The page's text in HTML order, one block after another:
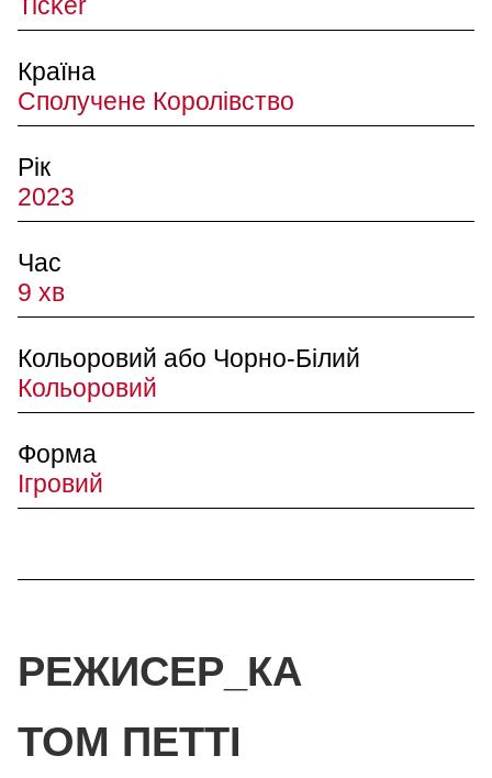
Країна
Сполучене Королівство
Рік
2023
Час
9 хв
Кольоровий або Чорно-Білий
Кольоровий
Форма
Ігровий
РЕЖИСЕР_КА
ТОМ ПЕТТІ